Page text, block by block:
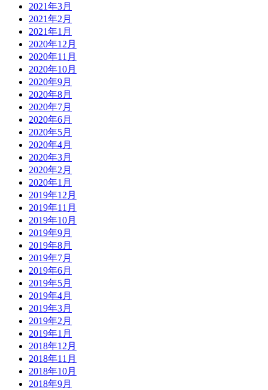
2021年3月
2021年2月
2021年1月
2020年12月
2020年11月
2020年10月
2020年9月
2020年8月
2020年7月
2020年6月
2020年5月
2020年4月
2020年3月
2020年2月
2020年1月
2019年12月
2019年11月
2019年10月
2019年9月
2019年8月
2019年7月
2019年6月
2019年5月
2019年4月
2019年3月
2019年2月
2019年1月
2018年12月
2018年11月
2018年10月
2018年9月